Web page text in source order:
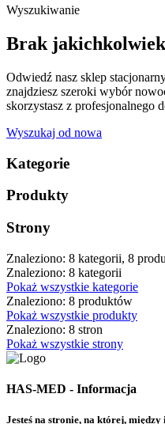
Wyszukiwanie
Brak
Odwiedź nasz sklep
znajdziesz szeroki wybór
skorzystasz z profesjonalnego
Wyszukaj od nowa
Kategorie
Produkty
Strony
Znaleziono: 8 kategorii, 8
Znaleziono: 8 kategorii
Pokaż wszystkie kategorie
Znaleziono: 8 produktów
Pokaż wszystkie produkty
Znaleziono: 8 stron
Pokaż wszystkie strony
HAS-MED - Informacja
Jesteś na stronie, na której,